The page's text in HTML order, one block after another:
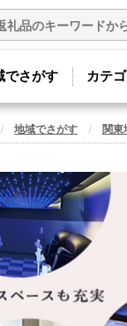
でさがす カテ
地域でさがす 関東